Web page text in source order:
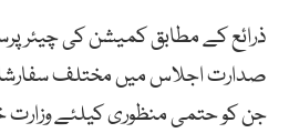
ذرائع کے مطابق کمیشن کی
صدارت اجلاس میں مختلف سفارشات
جن کو حتمی منظوری کیلئے وزارت